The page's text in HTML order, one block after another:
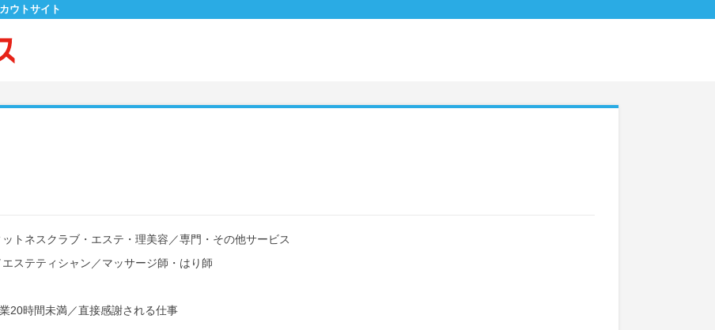
ウトサイト
ットネスクラブ・エステ・理美容 ／専門・その他サービス
エステティシャン ／マッサージ師・はり師
20時間未満／直接感謝される仕事